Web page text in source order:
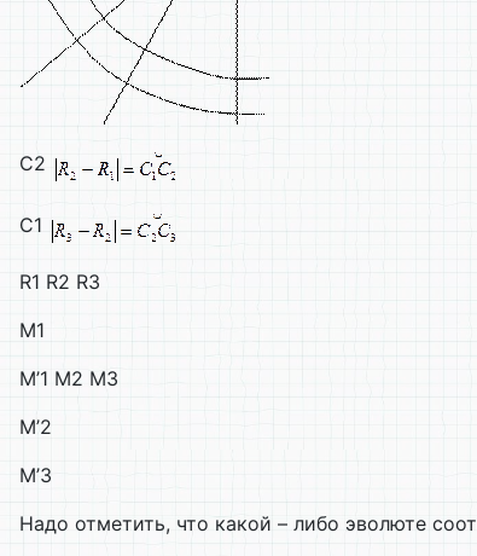
С2
С1
R1 R2 R3
M1
M’1 M2 M3
M’2
M’3
Надо отметить, что какой – либо эволюте